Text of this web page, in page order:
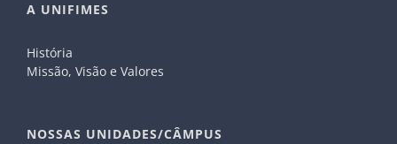
A UNIFIMES
História
Missão, Visão e Valores
NOSSAS UNIDADES/CÂMPUS